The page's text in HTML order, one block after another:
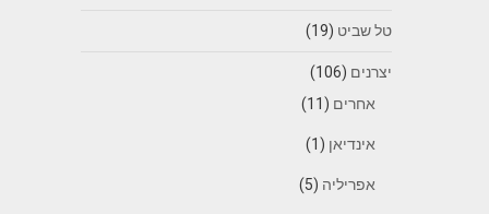
טל שביט (19)
יצרנים (106)
אחרים (11)
אינדיאן (1)
אפריליה (5)